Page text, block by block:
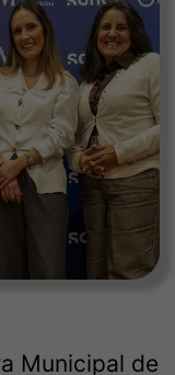
Municipal de